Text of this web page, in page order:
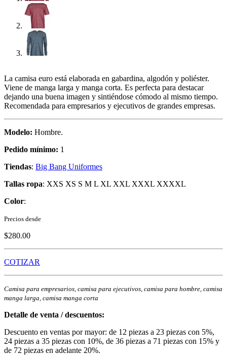
La camisa euro está elaborada en gabardina, algodón y poliéster.
Viene de manga larga y manga corta. Es perfecta para destacar
dejando una buena imagen y sintiéndose cómodo al mismo tiempo.
Recomendada para empresarios y ejecutivos de grandes empresas.
Modelo: Hombre.
Pedido mínimo: 1
Tiendas: Big Bang Uniformes
Tallas ropa: XXS XS S M L XL XXL XXXL XXXXL
Color:
Precios desde
$280.00
COTIZAR
Camisa para empresarios, camisa para ejecutivos, camisa para hombre, camisa
manga larga, camisa manga corta
Detalle de venta / descuentos:
Descuento en ventas por mayor: de 12 piezas a 23 piezas con 5%,
24 piezas a 35 piezas con 10%, de 36 piezas a 71 piezas con 15% y
de 72 piezas en adelante 20%.